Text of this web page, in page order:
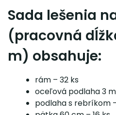
Sada lešenia
(pracovná
m) obsahuje:
rám – 32 ks
oceľová podlaha 3
podlaha s rebríkom